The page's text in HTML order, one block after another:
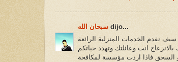
سبحان الله dijo...
نقدم الخدمات المنزلية الرائعة
انت وعائلتك وتهدد حياتكم
السحق فاذا اردت مؤسسة لمكافحة